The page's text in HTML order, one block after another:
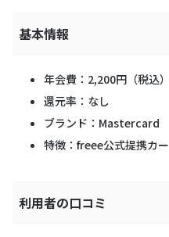
基本情報
年会費：2,200円（税込）
還元率：なし
ブランド：Mastercard
特徴：freee公式提携カ
利用者の口コミ